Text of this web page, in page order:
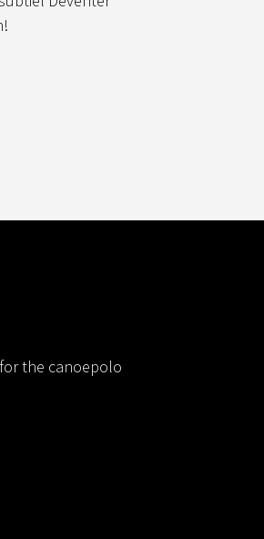
the canoepolo